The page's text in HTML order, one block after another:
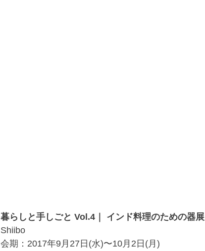
暮らしと手しごと Vol.4｜ インド料理のための器展
Shiibo
会期：2017年9月27日(水)〜10月2日(月)